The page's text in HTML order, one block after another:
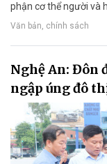
phận cơ thể người và
Văn bản, chính sách
Nghệ An: Đôn
ngập úng đô